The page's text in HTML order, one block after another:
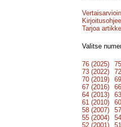
Tarjoa
Valitse
76 (2025)
73 (2022)
70 (2019)
67 (2016)
64 (2013)
61 (2010)
58 (2007)
55 (2004)
52 (2001)